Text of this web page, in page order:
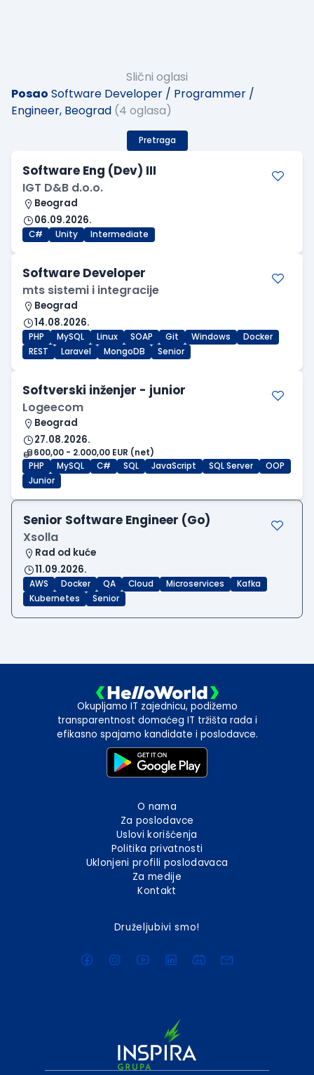
Slični oglasi
Posao Software Developer / Programmer /
Engineer, Beograd (4 oglasa)
Pretraga
Software Eng (Dev) III
IGT D&B d.o.o.
Beograd
06.09.2026.
C# Unity Intermediate
Software Developer
mts sistemi i integracije
Beograd
14.08.2026.
PHP MySQL Linux SOAP Git Windows
Docker
REST
Laravel MongoDB Senior
Softverski inženjer - junior
Logeecom
Beograd
27.08.2026.
600,00 - 2.000,00 EUR (net)
PHP
MySQL C# SQL JavaScript SQL Server
OOP
Junior
Senior Software Engineer (Go)
Xsolla
Rad od kuće
11.09.2026.
AWS Docker QA Cloud Microservices
Kafka
Kubernetes
Senior
Okupljamo IT zajednicu, podižemo
transparentnost domaćeg IT tržišta rada i
efikasno spajamo kandidate i poslodavce.
O nama
Za poslodavce
Uslovi korišćenja
Politika privatnosti
Uklonjeni profili poslodavaca
Za medije
Kontakt
Druželjubivi smo!